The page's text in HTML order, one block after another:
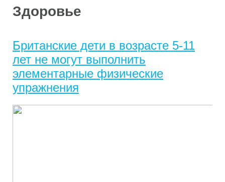
Здоровье
Британские дети в возрасте 5-11
лет не могут выполнить
элементарные физические
упражнения